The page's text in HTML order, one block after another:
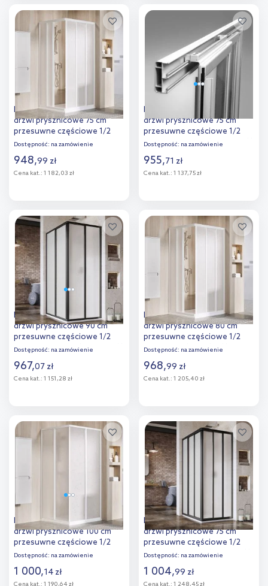
Dodaj do
porównania
Ravak Supernova ASRV3-75
drzwi prysznicowe 75 cm
przesuwne częściowe 1/2
biały/pearl 15V301R211
Dostępność: na zamówienie
948,99 zł
Cena kat.: 1 182,03 zł
Dodaj do
porównania
Ravak Supernova SRV2-75 S
drzwi prysznicowe 75 cm
przesuwne częściowe 1/2
czarny mat/pearl 14V303O211
Dostępność: na zamówienie
955,71 zł
Cena kat.: 1 137,75 zł
Dodaj do
porównania
Ravak Supernova SRV2-90 S
drzwi prysznicowe 90 cm
przesuwne częściowe 1/2
czarny mat/pearl 14V703O211
Dostępność: na zamówienie
967,07 zł
Cena kat.: 1 151,28 zł
Dodaj do
Ravak Supernova ASRV3-80
drzwi prysznicowe 80 cm
przesuwne częściowe 1/2
biały/pearl 15V401R211
Dostępność: na zamówienie
968,99 zł
Cena kat.: 1 205,40 zł
Dodaj do
porównania
Ravak Supernova SRV2-100 S
drzwi prysznicowe 100 cm
przesuwne częściowe 1/2
biały/pearl 14VA01O211
Dostępność: na zamówienie
1 000,14 zł
Cena kat.: 1 190,64 zł
Ravak Supernova ASRV3-75
drzwi prysznicowe 75 cm
przesuwne częściowe 1/2
czarny mat/pearl 15V303R211
Dostępność: na zamówienie
1 004,99 zł
Cena kat.: 1 248,45 zł